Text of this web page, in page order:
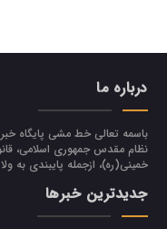
درباره ما
باسمه تعالی خط مشی پایگاه
نظام مقدس جمهوري اسلامي،
خميني(ره)، ازجمله پایبندی به
جدیدترین خبرها